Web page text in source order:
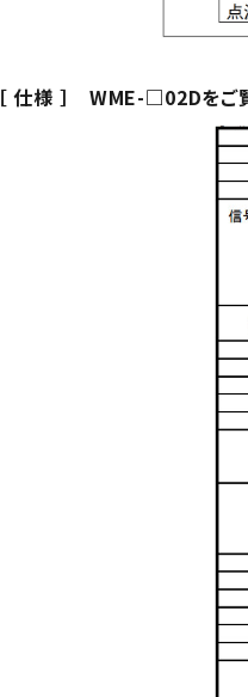
［ 仕様 ］ WME-□02Dをご